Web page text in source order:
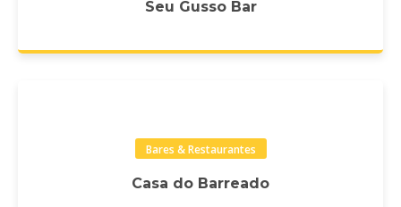
Seu Gusso Bar
Bares & Restaurantes
Casa do Barreado